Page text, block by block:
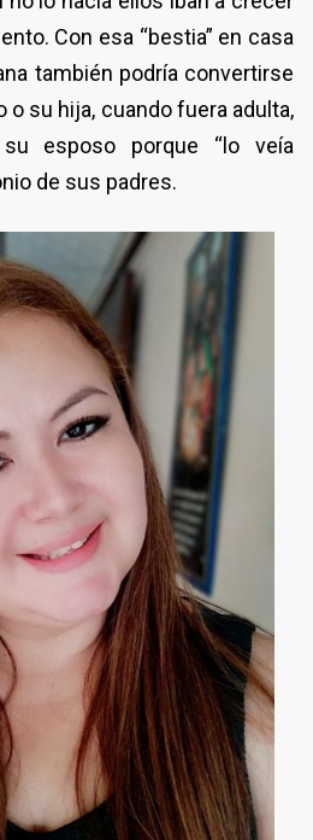
Con esa “bestia” en casa
también podría convertirse
o su hija, cuando fuera adulta,
esposo porque “lo veía
de sus padres.